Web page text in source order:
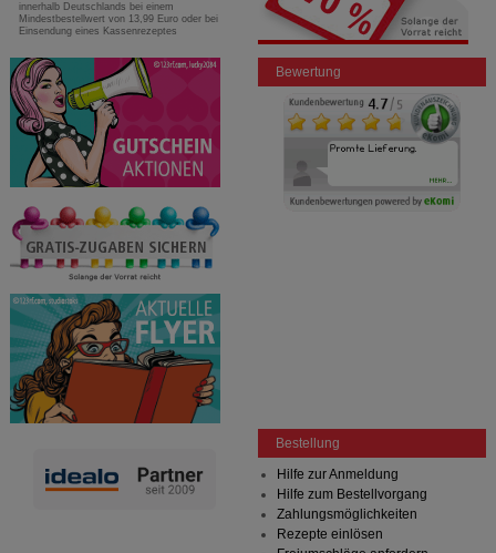
innerhalb Deutschlands bei einem
Mindestbestellwert von 13,99 Euro oder bei
Einsendung eines Kassenrezeptes
Bewertung
Bestellung
Hilfe zur Anmeldung
Hilfe zum Bestellvorgang
Zahlungsmöglichkeiten
Rezepte einlösen